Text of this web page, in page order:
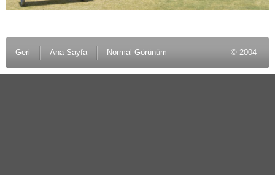
Geri Ana Sayfa Normal Görünüm © 2004